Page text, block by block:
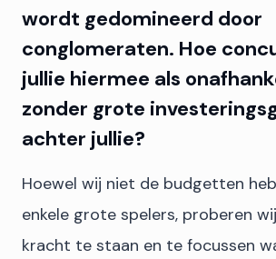
wordt gedomineerd door
conglomeraten. Hoe
jullie hiermee als
zonder grote
achter jullie?
Hoewel wij niet de budgetten
enkele grote spelers, proberen
kracht te staan en te focussen